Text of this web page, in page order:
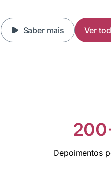
Saber mais Ver
Depoimentos